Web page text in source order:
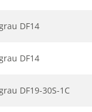
DF14
DF14
DF19-30S-1C